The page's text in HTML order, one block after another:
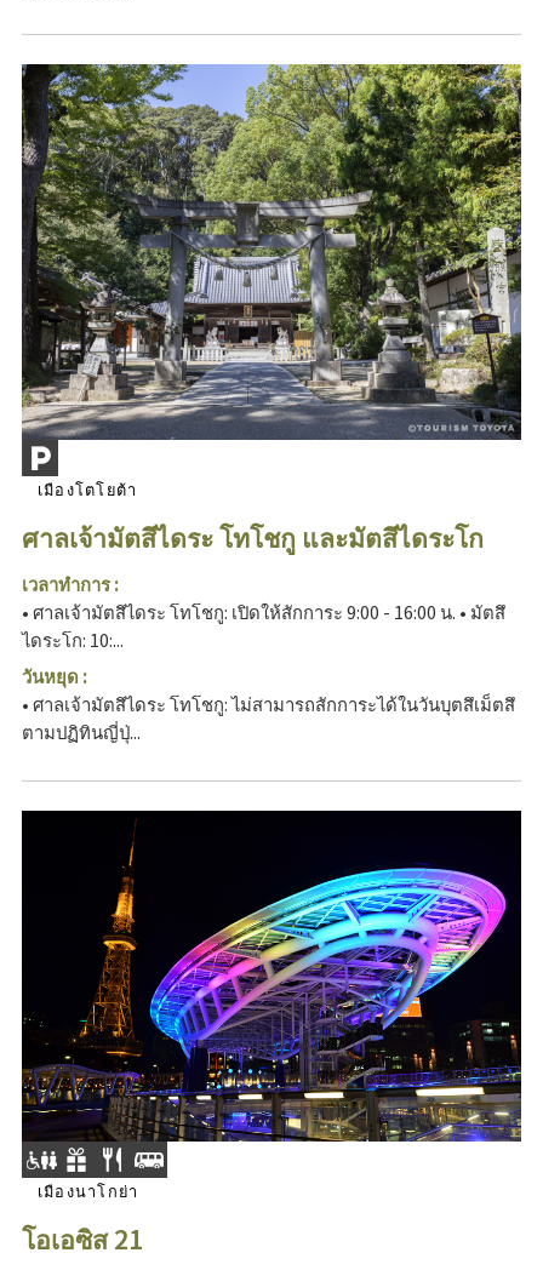
เมืองโตโยต้า
ศาลเจ้ามัตสึไดระ โทโชกู และมัตสึไดระโก
เวลาทำการ :
• ศาลเจ้ามัตสึไดระ โทโชกู: เปิดให้สักการะ 9:00 - 16:00 น. • มัตสึ
ไดระโก: 10:...
วันหยุด :
• ศาลเจ้ามัตสึไดระ โทโชกู: ไม่สามารถสักการะได้ในวันบุตสึเม็ตสึ
ตามปฏิทินญี่ปุ่...
เมืองนาโกย่า
โอเอซิส 21